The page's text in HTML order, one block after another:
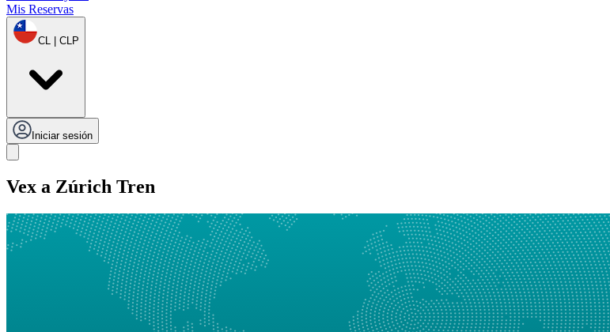
Mis Reservas
CL | CLP
Iniciar sesión
Vex a Zúrich Tren